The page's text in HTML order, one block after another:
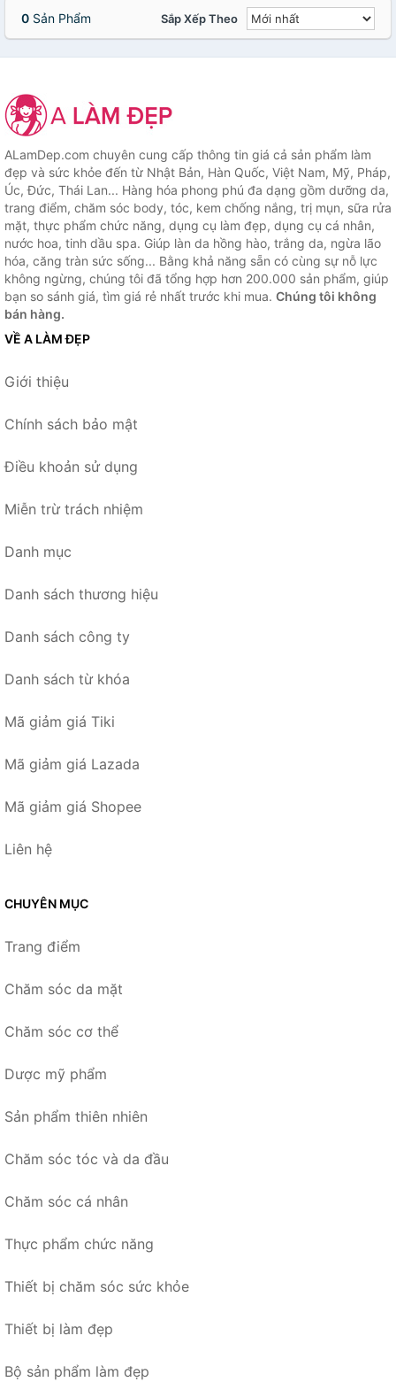
0 Sản Phẩm Sắp Xếp Theo
ALamDep.com chuyên cung cấp thông tin giá cả sản phẩm làm
đẹp và sức khỏe đến từ Nhật Bản, Hàn Quốc, Việt Nam, Mỹ, Pháp,
Úc, Đức, Thái Lan... Hàng hóa phong phú đa dạng gồm dưỡng da,
trang điểm, chăm sóc body, tóc, kem chống nắng, trị mụn, sữa rửa
mặt, thực phẩm chức năng, dụng cụ làm đẹp, dụng cụ cá nhân,
nước hoa, tinh dầu spa. Giúp làn da hồng hào, trắng da, ngừa lão
hóa, căng tràn sức sống... Bằng khả năng sẵn có cùng sự nỗ lực
không ngừng, chúng tôi đã tổng hợp hơn 200.000 sản phẩm, giúp
bạn so sánh giá, tìm giá rẻ nhất trước khi mua. Chúng tôi không
bán hàng.
VỀ A LÀM ĐẸP
Giới thiệu
Chính sách bảo mật
Điều khoản sử dụng
Miễn trừ trách nhiệm
Danh mục
Danh sách thương hiệu
Danh sách công ty
Danh sách từ khóa
Mã giảm giá Tiki
Mã giảm giá Lazada
Mã giảm giá Shopee
Liên hệ
CHUYÊN MỤC
Trang điểm
Chăm sóc da mặt
Chăm sóc cơ thể
Dược mỹ phẩm
Sản phẩm thiên nhiên
Chăm sóc tóc và da đầu
Chăm sóc cá nhân
Thực phẩm chức năng
Thiết bị chăm sóc sức khỏe
Thiết bị làm đẹp
Bộ sản phẩm làm đẹp